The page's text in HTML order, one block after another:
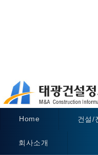
Home 건설/
회사소개